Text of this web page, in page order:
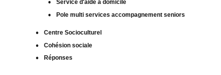
Service d'aide à domicile
Pole multi services accompagnement seniors
Centre Socioculturel
Cohésion sociale
Réponses